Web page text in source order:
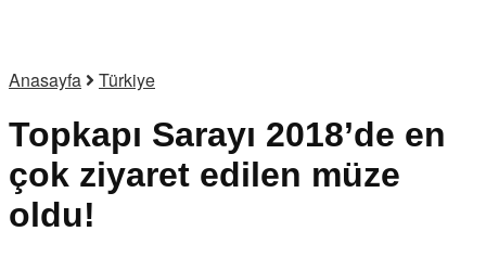
Anasayfa Türkiye
Topkapı Sarayı 2018’de en
çok ziyaret edilen müze
oldu!